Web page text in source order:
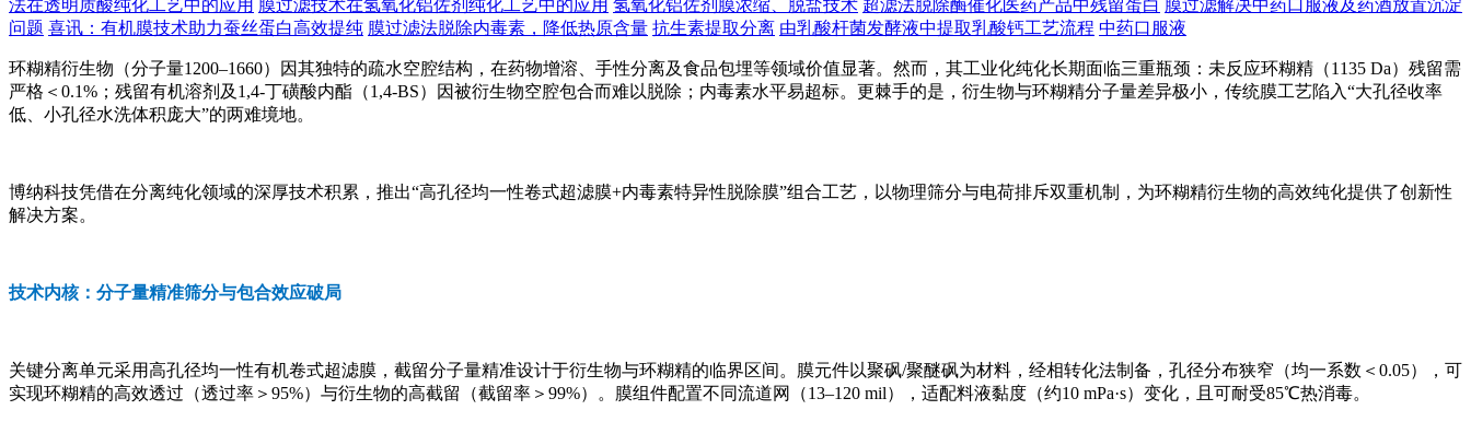
法在透明质酸纯化工艺中的应用 膜过滤技术在氢氧化铝佐剂纯化工艺中的应用 氢氧化铝佐剂膜浓缩、脱盐技术 超滤法脱除酶催化医药产品中残留蛋白 膜过滤解决中药口服液及药酒放置沉淀
问题 喜讯：有机膜技术助力蚕丝蛋白高效提纯 膜过滤法脱除内毒素，降低热原含量 抗生素提取分离 由乳酸杆菌发酵液中提取乳酸钙工艺流程 中药口服液
环糊精衍生物（分子量1200–1660）因其独特的疏水空腔结构，在药物增溶、手性分离及食品包埋等领域价值显著。然而，其工业化纯化长期面临三重瓶颈：未反应环糊精（1135 Da）残留需
严格＜0.1%；残留有机溶剂及1,4-丁磺酸内酯（1,4-BS）因被衍生物空腔包合而难以脱除；内毒素水平易超标。更棘手的是，衍生物与环糊精分子量差异极小，传统膜工艺陷入“大孔径收率
低、小孔径水洗体积庞大”的两难境地。
博纳科技凭借在分离纯化领域的深厚技术积累，推出“高孔径均一性卷式超滤膜+内毒素特异性脱除膜”组合工艺，以物理筛分与电荷排斥双重机制，为环糊精衍生物的高效纯化提供了创新性
解决方案。
技术内核：分子量精准筛分与包合效应破局
关键分离单元采用高孔径均一性有机卷式超滤膜，截留分子量精准设计于衍生物与环糊精的临界区间。膜元件以聚砜/聚醚砜为材料，经相转化法制备，孔径分布狭窄（均一系数＜0.05），可
实现环糊精的高效透过（透过率＞95%）与衍生物的高截留（截留率＞99%）。膜组件配置不同流道网（13–120 mil），适配料液黏度（约10 mPa·s）变化，且可耐受85℃热消毒。